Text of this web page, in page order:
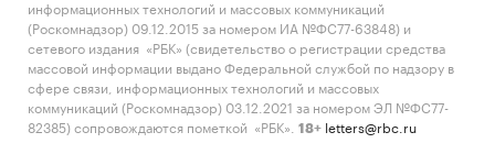
информационных технологий и массовых коммуникаций
(Роскомнадзор) 09.12.2015 за номером ИА №ФС77-63848) и
сетевого издания «РБК» (свидетельство о регистрации средства
массовой информации выдано Федеральной службой по надзору в
сфере связи, информационных технологий и массовых
коммуникаций (Роскомнадзор) 03.12.2021 за номером ЭЛ №ФС77-
82385) сопровождаются пометкой «РБК».
18+ letters@rbc.ru